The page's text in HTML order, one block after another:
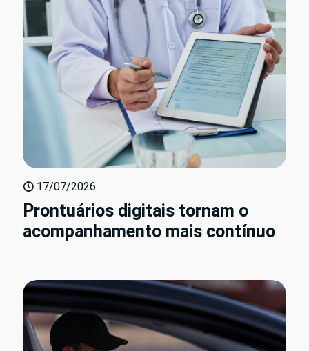
17/07/2026
Prontuários digitais tornam o
acompanhamento mais contínuo